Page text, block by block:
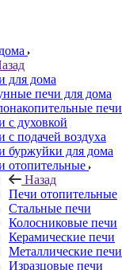
для дома
печи для дома
печи
с духовкой
с подачей воздуха
буржуйки для дома
отопительные
Назад
Печи отопительные
Стальные печи
Колосниковые печи
Керамические печи
Металлические печи
Изразцовые печи